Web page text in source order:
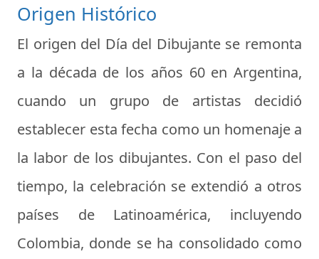
Origen Histórico
El origen del Día del Dibujante se remonta
a la década de los años 60 en Argentina,
cuando un grupo de artistas decidió
establecer esta fecha como un homenaje a
la labor de los dibujantes. Con el paso del
tiempo, la celebración se extendió a otros
países de Latinoamérica, incluyendo
Colombia, donde se ha consolidado como